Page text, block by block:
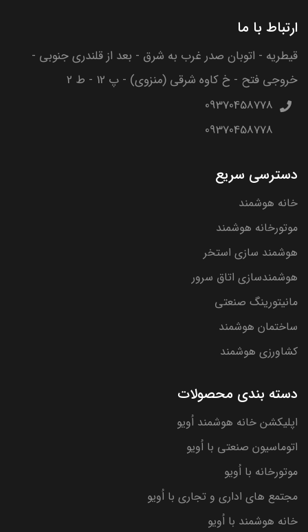
ارتباط با ما
قیطریه - اتوبان صدر غرب به شرق - بعد از قلندری جنوبی -
خروجی فتح - خ کاوه شرقی (منزوی) - پ 12 - ط 2
09370458778
09370458778
دسترسی سریع
خانه هوشمند
موتورخانه هوشمند
هوشمند سازی استخر
هوشمندسازی اتاق سرور
مانیتورینگ صنعتی
ساختمان هوشمند
کشاورزی هوشمند
دسته بندی محصولات
اپلیکشن خانه هوشمند اُویو
اتوماسیون صنعتی با اُویو
موتورخانه با اُویو
مجتمع های اداری و تجاری با اُویو
خانه هوشمند با اُویو